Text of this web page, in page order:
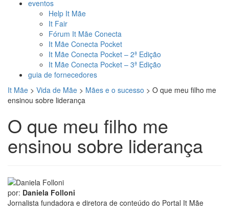
eventos
Help It Mãe
It Fair
Fórum It Mãe Conecta
It Mãe Conecta Pocket
It Mãe Conecta Pocket – 2ª Edição
It Mãe Conecta Pocket – 3ª Edição
guia de fornecedores
It Mãe > Vida de Mãe > Mães e o sucesso > O que meu filho me
ensinou sobre liderança
O que meu filho me
ensinou sobre liderança
por: Daniela Folloni
Jornalista fundadora e diretora de conteúdo do Portal It Mãe